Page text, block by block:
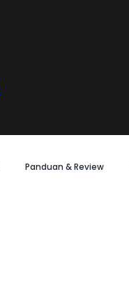
Panduan & Review